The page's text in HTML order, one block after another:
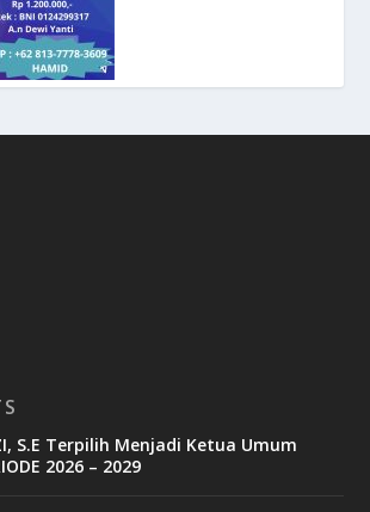
S.E Terpilih Menjadi Ketua Umum
2026 – 2029